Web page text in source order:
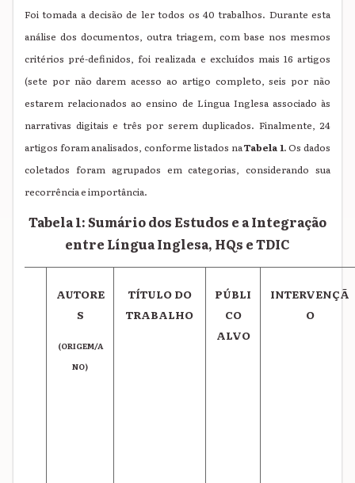
Foi tomada a decisão de ler todos os 40 trabalhos. Durante esta
análise dos documentos, outra triagem, com base nos mesmos
critérios pré-definidos, foi realizada e excluídos mais 16 artigos
(sete por não darem acesso ao artigo completo, seis por não
estarem relacionados ao ensino de Língua Inglesa associado às
narrativas digitais e três por serem duplicados. Finalmente, 24
artigos foram analisados, conforme listados naTabela 1. Os dados
coletados foram agrupados em categorias, considerando sua
recorrência e importância.
Tabela 1: Sumário dos Estudos e a Integração
entre Língua Inglesa, HQs e TDIC
AUTORE
S
(ORIGEM/A
NO)
TÍTULO DO
TRABALHO
PÚBLI
CO
ALVO
INTERVENÇÃ
O